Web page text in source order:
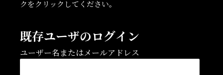
クをクリックしてください。
既存ユーザのログイン
ユーザー名またはメールアドレス